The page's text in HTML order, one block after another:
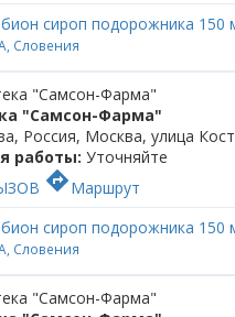
сироп подорожника 150
Словения
"Самсон-Фарма"
Россия, Москва, улица
работы: Уточняйте
directionsМаршрут
сироп подорожника 150
Словения